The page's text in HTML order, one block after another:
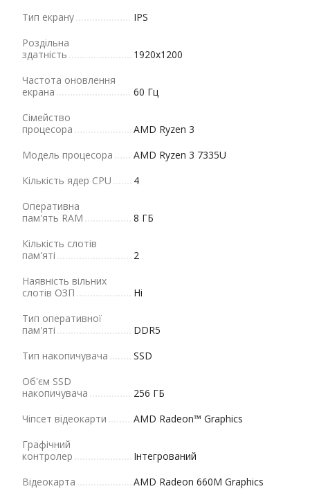
Тип екрану
IPS
Роздільна
здатність
1920x1200
Частота оновлення
екрана
60 Гц
Сімейство
процесора
AMD Ryzen 3
Модель процесора
AMD Ryzen 3 7335U
Кількість ядер CPU
4
Оперативна
пам'ять RAM
8 ГБ
Кількість слотів
пам'яті
2
Наявність вільних
слотів ОЗП
Ні
Тип оперативної
пам'яті
DDR5
Тип накопичувача
SSD
Об'єм SSD
накопичувача
256 ГБ
Чіпсет відеокарти
AMD Radeon™ Graphics
Графічний
контролер
Інтегрований
Відеокарта
AMD Radeon 660M Graphics